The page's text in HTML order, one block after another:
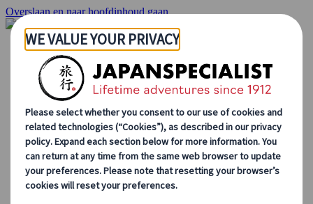
Overslaan en naar hoofdinhoud gaan
Startpagina
Reizen
Individuele Reizen
Groepsreizen
Reizen per huurauto
Excursies
Groepsreizen op maat
Japan Rail Pass
Hoe we te werk gaan
Over Ons
Ons team
Sluit je aan bij ons team